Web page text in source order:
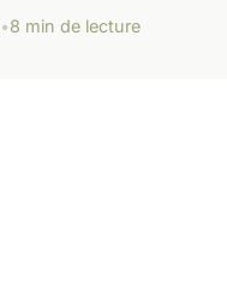
•8 min de lecture